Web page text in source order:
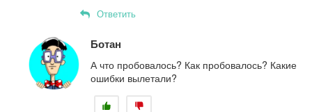
Ответить
Ботан
А что пробовалось? Как пробовалось? Какие
ошибки вылетали?